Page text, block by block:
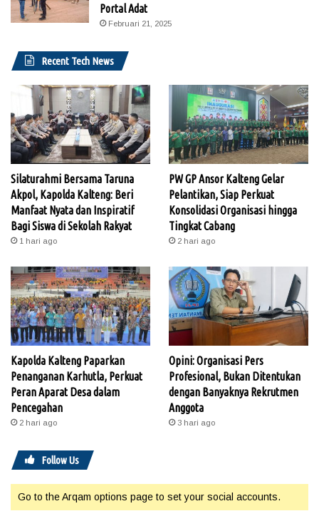
Portal Adat
Februari 21, 2025
Recent Tech News
Silaturahmi Bersama Taruna
Akpol, Kapolda Kalteng: Beri
Manfaat Nyata dan Inspiratif
Bagi Siswa di Sekolah Rakyat
1 hari ago
PW GP Ansor Kalteng Gelar
Pelantikan, Siap Perkuat
Konsolidasi Organisasi hingga
Tingkat Cabang
2 hari ago
Kapolda Kalteng Paparkan
Penanganan Karhutla, Perkuat
Peran Aparat Desa dalam
Pencegahan
2 hari ago
Opini: Organisasi Pers
Profesional, Bukan Ditentukan
dengan Banyaknya Rekrutmen
Anggota
3 hari ago
Follow Us
Go to the Arqam options page to set your social accounts.